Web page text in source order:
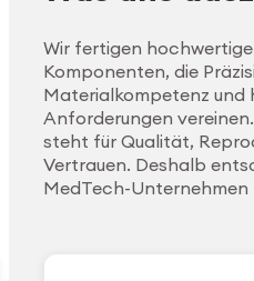
Wir fertigen
Komponenten, die
Materialkompetenz
Anforderungen
steht für Qualität,
Vertrauen. Deshalb
MedTech-Unternehmen